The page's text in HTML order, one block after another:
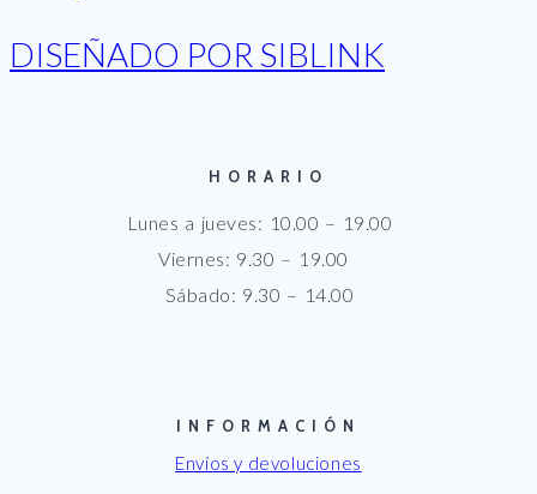
DISEÑADO POR SIBLINK
HORARIO
Lunes a jueves: 10.00 – 19.00
Viernes: 9.30 – 19.00
Sábado: 9.30 – 14.00
INFORMACIÓN
Envíos y devoluciones